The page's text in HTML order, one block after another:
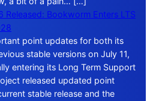
Released: Bookworm Enters LTS
point updates for both its
stable versions on July 11,
entering its Long Term Support
released updated point
stable release and the